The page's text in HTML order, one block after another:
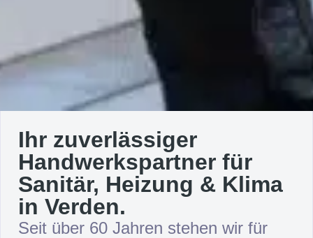
Ihr zuverlässiger
Handwerkspartner für
Sanitär, Heizung & Klima
in Verden.
Seit über 60 Jahren stehen wir für